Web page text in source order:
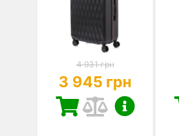
4 931 грн
3 945 грн